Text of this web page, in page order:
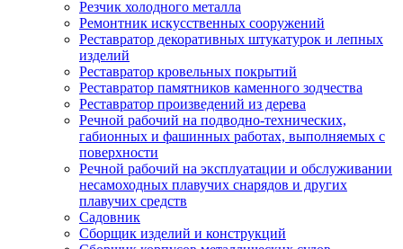
Резчик холодного металла
Ремонтник искусственных сооружений
Реставратор декоративных штукатурок и лепных
изделий
Реставратор кровельных покрытий
Реставратор памятников каменного зодчества
Реставратор произведений из дерева
Речной рабочий на подводно-технических,
габионных и фашинных работах, выполняемых с
поверхности
Речной рабочий на эксплуатации и обслуживании
несамоходных плавучих снарядов и других
плавучих средств
Садовник
Сборщик изделий и конструкций